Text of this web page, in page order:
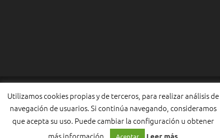
Utilizamos cookies propias y de terceros, para realizar análisis de
navegación de usuarios. Si continúa navegando, consideramos
que acepta su uso. Puede cambiar la configuración u obtener
más información.
Aceptar Leer más